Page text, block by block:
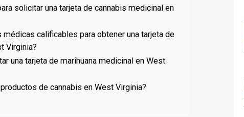
solicitar una tarjeta de cannabis medicinal en
calificables para obtener una tarjeta de
Virginia?
una tarjeta de marihuana medicinal en West
de cannabis en West Virginia?